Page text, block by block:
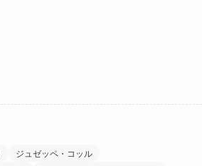
ジュゼッペ・コッル